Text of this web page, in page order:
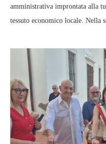
amministrativa improntata alla
tessuto economico locale. Nella